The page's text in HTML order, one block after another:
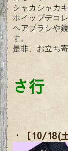
シャカシャカ
ホイップデコ
ヘアブラシや
す。
是非、お立ち
さ行
・【10/18(